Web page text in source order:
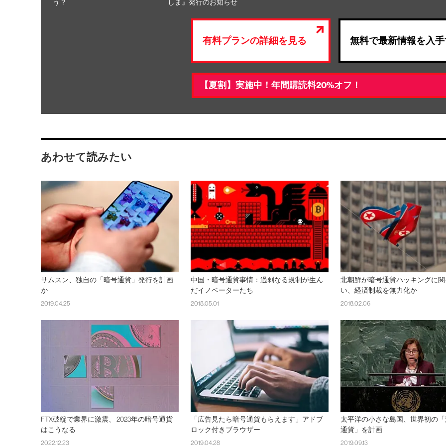
う？ しま』発行のお知らせ
有料プランの詳細を見る 無料で最新情報を入
【夏割】実施中！年間購読料20%オフ！
あわせて読みたい
サムスン、独自の「暗号通貨」発行を計画
か
2019.04.25
中国・暗号通貨事情：過剰なる規制が生ん
だイノベーターたち
2018.05.01
北朝鮮が暗号通貨ハッキングに
い、経済制裁を無力化か
2018.02.06
FTX破綻で業界に激震、 2023年の暗号通貨
はこうなる
2022.12.23
「広告見たら暗号通貨もらえます」アドブ
ロック付きブラウザー
2019.04.28
太平洋の小さな島国、世界初の
通貨」を計画
2019.09.13